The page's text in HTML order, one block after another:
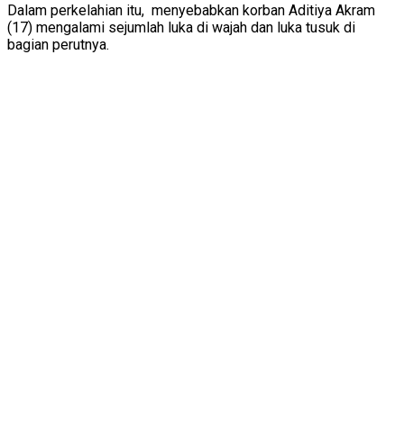
Dalam perkelahian itu, menyebabkan korban Aditiya Akram
(17) mengalami sejumlah luka di wajah dan luka tusuk di
bagian perutnya.